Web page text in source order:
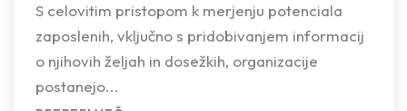
S celovitim pristopom k merjenju potenciala
zaposlenih, vključno s pridobivanjem informacij
o njihovih željah in dosežkih, organizacije
postanejo...